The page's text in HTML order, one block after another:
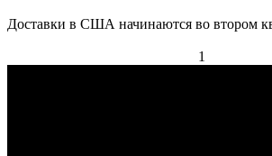
Доставки в США начинаются во втором
1